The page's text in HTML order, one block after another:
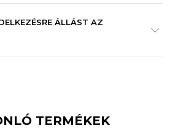
ÁLLÁST AZ
TERMÉKEK